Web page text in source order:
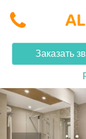
Заказать
MELIA